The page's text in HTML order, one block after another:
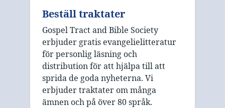
Beställ traktater
Gospel Tract and Bible Society
erbjuder gratis evangelielitteratur
för personlig läsning och
distribution för att hjälpa till att
sprida de goda nyheterna. Vi
erbjuder traktater om många
ämnen och på över 80 språk.